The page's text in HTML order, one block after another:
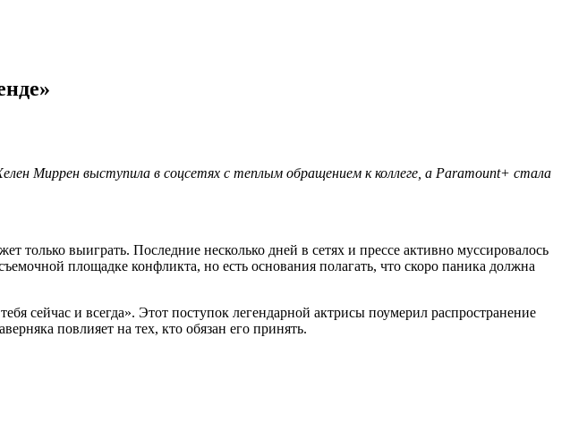
Миррен выступила в соцсетях с теплым обращением к коллеге, а Paramount+ стала
только выиграть. Последние несколько дней в сетях и прессе активно муссировалось
площадке конфликта, но есть основания полагать, что скоро паника должна
сейчас и всегда». Этот поступок легендарной актрисы поумерил распространение
повлияет на тех, кто обязан его принять.